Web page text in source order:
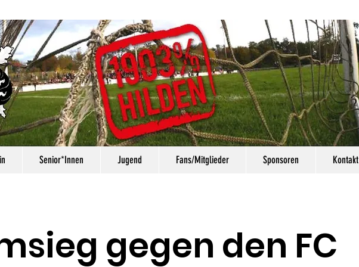
Senior*Innen Jugend Fans/Mitglieder Sponsoren Kontakt
gegen den FC